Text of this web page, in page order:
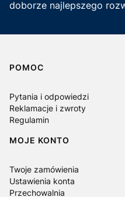
doborze najlepszego
Linki w stopce
POMOC
Pytania i odpowiedzi
Reklamacje i zwroty
Regulamin
MOJE KONTO
Twoje zamówienia
Ustawienia konta
Przechowalnia